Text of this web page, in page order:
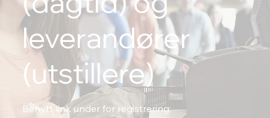
leverandører
(utstillere)
Benytt link under for registrering: